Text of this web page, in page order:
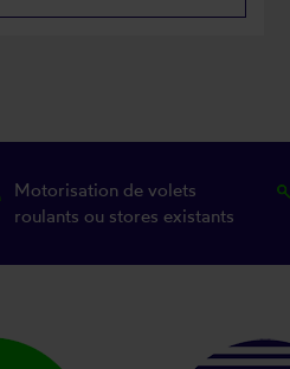
Motorisation de volets
roulants ou stores existants